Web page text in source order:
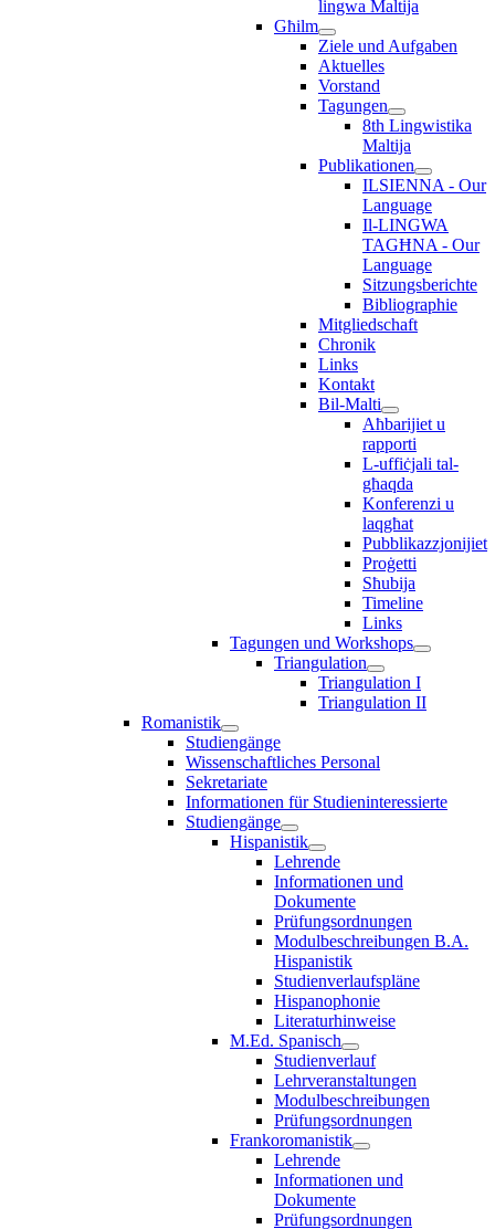
lingwa Maltija
Għilm
Ziele und Aufgaben
Aktuelles
Vorstand
Tagungen
8th Lingwistika
Maltija
Publikationen
ILSIENNA - Our
Language
Il-LINGWA
TAGĦNA - Our
Language
Sitzungsberichte
Bibliographie
Mitgliedschaft
Chronik
Links
Kontakt
Bil-Malti
Aħbarijiet u
rapporti
L-uffiċjali tal-
għaqda
Konferenzi u
laqgħat
Pubblikazzjonijiet
Proġetti
Sħubija
Timeline
Links
Tagungen und Workshops
Triangulation
Triangulation I
Triangulation II
Romanistik
Studiengänge
Wissenschaftliches Personal
Sekretariate
Informationen für Studieninteressierte
Studiengänge
Hispanistik
Lehrende
Informationen und
Dokumente
Prüfungsordnungen
Modulbeschreibungen B.A.
Hispanistik
Studienverlaufspläne
Hispanophonie
Literaturhinweise
M.Ed. Spanisch
Studienverlauf
Lehrveranstaltungen
Modulbeschreibungen
Prüfungsordnungen
Frankoromanistik
Lehrende
Informationen und
Dokumente
Prüfungsordnungen